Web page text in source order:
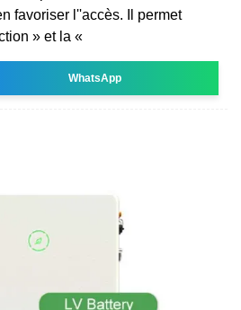
favoriser l''accès. Il permet
» et la «
WhatsApp